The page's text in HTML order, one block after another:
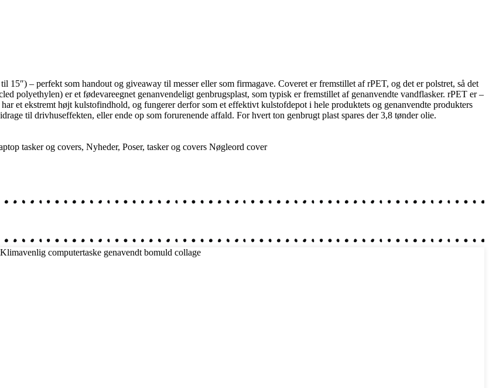
– perfekt som handout og giveaway til messer eller som firmagave. Coveret er fremstillet af rPET, og det er polstret, så det
polyethylen) er et fødevareegnet genanvendeligt genbrugsplast, som typisk er fremstillet af genanvendte vandflasker. rPET er –
et ekstremt højt kulstofindhold, og fungerer derfor som et effektivt kulstofdepot i hele produktets og genanvendte produkters
til drivhuseffekten, eller ende op som forurenende affald. For hvert ton genbrugt plast spares der 3,8 tønder olie.
tasker og covers, Nyheder, Poser, tasker og covers Nøgleord cover